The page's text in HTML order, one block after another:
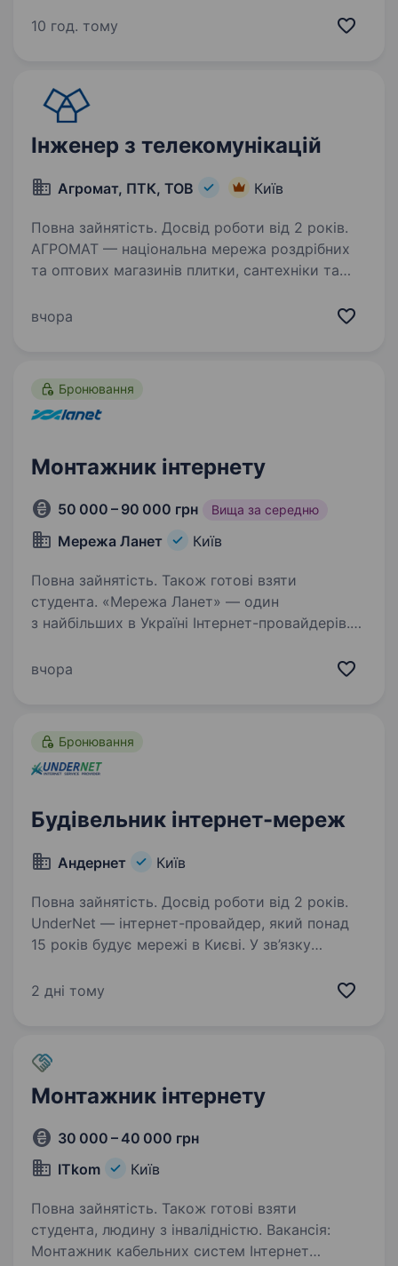
Технічна база Адамант може забезпечити
10 год. тому
Інженер з телекомунікацій
Агромат, ПТК, ТОВ Київ
Повна зайнятість. Досвід роботи від 2 років.
АГРОМАТ — національна мережа роздрібних
та оптових магазинів плитки, сантехніки та
українського ринку у своєму сегменті.
вчора
Бронювання
Монтажник інтернету
50 000 – 90 000 грн Вища за середню
Мережа Ланет Київ
Повна зайнятість. Також готові взяти
студента. «Мережа Ланет» — один
з найбільших в Україні Інтернет-провайдерів.
рішень у сфері телекомунікацій та потокового
вчора
Бронювання
Будівельник інтернет-мереж
Андернет Київ
Повна зайнятість. Досвід роботи від 2 років.
UnderNet — інтернет-провайдер, який понад
15 років будує мережі в Києві. У зв’язку
будівництва інтернет-мереж. Зарплата: від 50
2 дні тому
Монтажник інтернету
30 000 – 40 000 грн
ITkom
Київ
Повна зайнятість. Також готові взяти
студента, людину з інвалідністю. Вакансія:
Монтажник кабельних систем Інтернет